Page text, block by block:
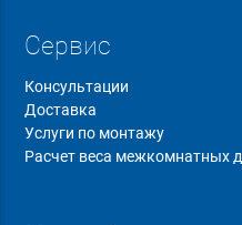
Сервис
Консультации
Доставка
Услуги по монтажу
Расчет веса межкомнатных